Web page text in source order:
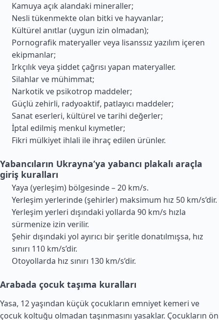
Kamuya açık alandaki mineraller;
Nesli tükenmekte olan bitki ve hayvanlar;
Kültürel anıtlar (uygun izin olmadan);
Pornografik materyaller veya lisanssız yazılım içeren
ekipmanlar;
Irkçılık veya şiddet çağrısı yapan materyaller.
Silahlar ve mühimmat;
Narkotik ve psikotrop maddeler;
Güçlü zehirli, radyoaktif, patlayıcı maddeler;
Sanat eserleri, kültürel ve tarihi değerler;
İptal edilmiş menkul kıymetler;
Fikri mülkiyet ihlali ile ihraç edilen ürünler.
Yabancıların Ukrayna’ya yabancı plakalı araçla
giriş kuralları
Yaya (yerleşim) bölgesinde – 20 km/s.
Yerleşim yerlerinde (şehirler) maksimum hız 50 km/s’dir.
Yerleşim yerleri dışındaki yollarda 90 km/s hızla
sürmenize izin verilir.
Şehir dışındaki yol ayırıcı bir şeritle donatılmışsa, hız
sınırı 110 km/s’dir.
Otoyollarda hız sınırı 130 km/s’dir.
Arabada çocuk taşıma kuralları
Yasa, 12 yaşından küçük çocukların emniyet kemeri ve
çocuk koltuğu olmadan taşınmasını yasaklar. Çocukların ön